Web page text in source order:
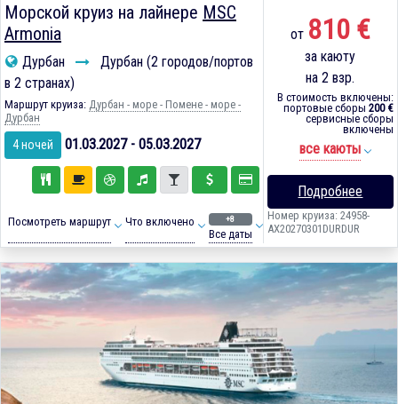
Морской круиз на лайнере MSC
Armonia
Дурбан
Дурбан (2 городов/портов
в 2 странах)
Маршрут круиза: Дурбан - море - Помене - море -
Дурбан
4 ночей 01.03.2027 - 05.03.2027
Посмотреть маршрут Что включено +8
Все даты
от 810 €
за каюту
на 2 взр.
В стоимость включены:
портовые сборы 200 €
сервисные сборы
включены
все каюты
Подробнее
Номер круиза: 24958-
AX20270301DURDUR